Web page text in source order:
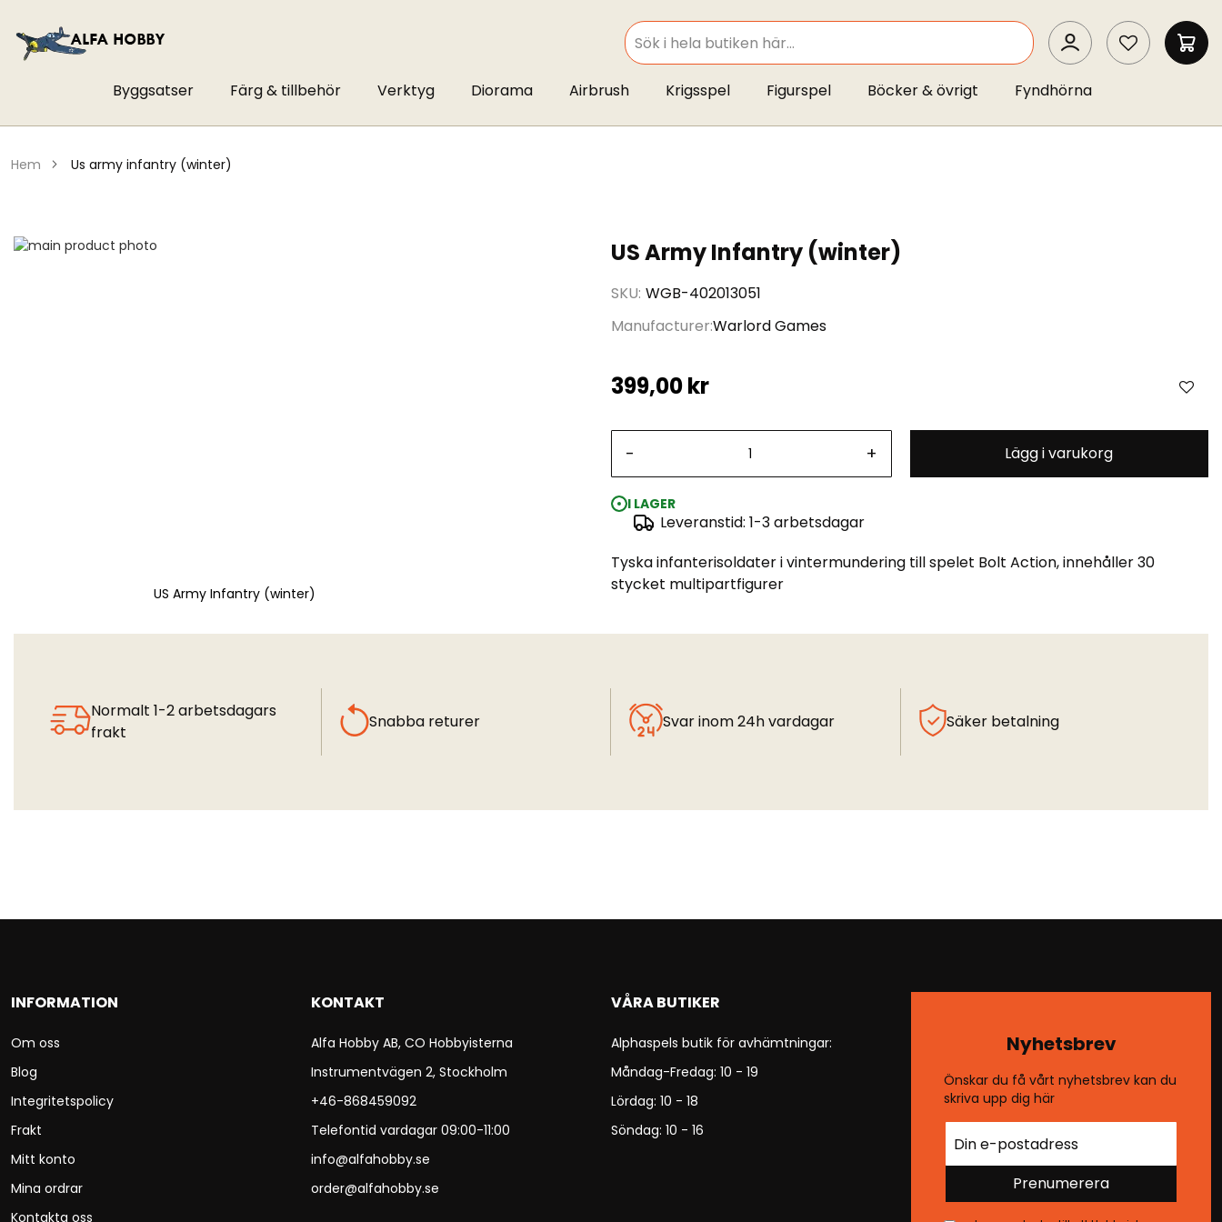
SEARCH
SEARCH
MIN
Byggsatser Färg & tillbehör Verktyg Diorama Airbrush Krigsspel Figurspel Böcker & övrigt Fyndhörna
hem us army infantry (winter)
US Army Infantry (winter)
SKU WGB-402013051
ManufacturerWarlord Games
399,00 kr
- + Lägg i varukorg
I LAGER
Leveranstid: 1-3 arbetsdagar
Tyska infanterisoldater i vintermundering till spelet Bolt Action, innehåller 30
stycket multipartfigurer
Hoppa
US Army Infantry (winter)
Normalt 1-2 arbetsdagars
frakt
Snabba returer Svar inom 24h vardagar Säker betalning
INFORMATION
Om oss
Blog
Integritetspolicy
Frakt
Mitt konto
Mina ordrar
Kontakta oss
KONTAKT
Alfa Hobby AB, CO Hobbyisterna
Instrumentvägen 2, Stockholm
+46-868459092
Telefontid vardagar 09:00-11:00
info@alfahobby.se
order@alfahobby.se
VÅRA BUTIKER
Alphaspels butik för avhämtningar:
Måndag-Fredag: 10 - 19
Lördag: 10 - 18
Söndag: 10 - 16
Nyhetsbrev
Önskar du få vårt nyhetsbrev kan du
skriva upp dig här
Prenumerera